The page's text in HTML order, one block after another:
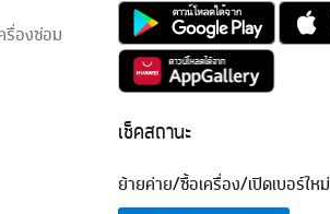
รื่องซ่อม
เช็คสถานะ
ย้ายค่าย/ซื้อเครื่อง/เปิดเบอร์ใหม่